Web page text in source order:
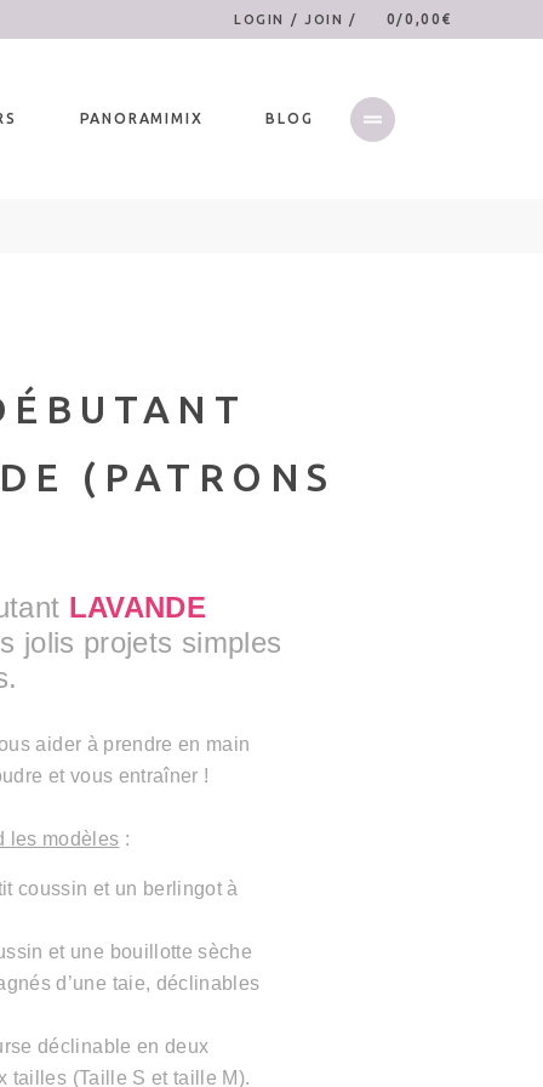
LOGIN / JOIN 0 /0,00 €
PANORAMIMIX BLOG
(PATRONS
LAVANDE
jolis projets simples
aider à prendre en main
et vous entraîner !
les modèles :
coussin et un berlingot à
et une bouillotte sèche
d’une taie, déclinables
déclinable en deux
tailles (Taille S et taille M).